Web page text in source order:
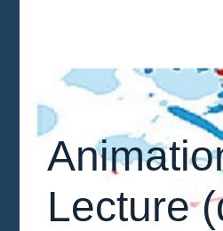
Lecture